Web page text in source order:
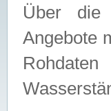
Über die
Angebote